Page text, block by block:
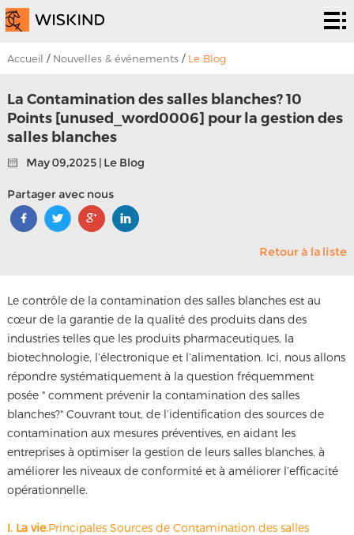
Système
de salle
Services
Solutions
Solutions
Les
projets
À
propos
de
Nouvelles &
événements
Contactez
Accueil / Nouvelles & événements/ Le Blog
La Contamination des salles blanches? 10
Points [unused_word0006] pour la gestion des
salles blanches
May 09,2025 | Le Blog
Partager avec nous
Retour à la liste
Le contrôle de la contamination des salles blanches est au
cœur de la garantie de la qualité des produits dans des
industries telles que les produits pharmaceutiques, la
biotechnologie, l’électronique et l’alimentation. Ici, nous allons
répondre systématiquement à la question fréquemment
posée " comment prévenir la contamination des salles
blanches?" Couvrant tout, de l’identification des sources de
contamination aux mesures préventives, en aidant les
entreprises à optimiser la gestion de leurs salles blanches, à
améliorer les niveaux de conformité et à améliorer l’efficacité
opérationnelle.
I. La vie.Principales Sources de Contamination des salles